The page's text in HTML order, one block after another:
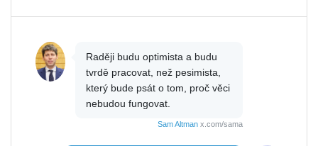
Raději budu optimista a budu
tvrdě pracovat, než pesimista,
který bude psát o tom, proč věci
nebudou fungovat.
Sam Altman x.com/sama